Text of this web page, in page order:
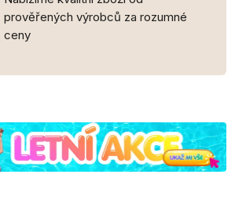
prověřených výrobců za rozumné
ceny